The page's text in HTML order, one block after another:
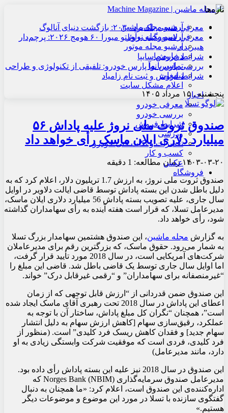
آرشیو مجله ماشین
آرشیو مجله نوآور
آرشیو مجله موتور
درباره ما
تماس با ما
تبلیغات
اعلام مشکل سایت
اخبار
معرفی خودرو
بررسی خودرو
شرایط فروش
ورزشی
تعمیرات و نکات فنی خودرو
کسب و کار
عکس
فروشگاه
تازه‌ها
معرفی هنسی بلک‌برد ۲۰۳۰: بازگشت دنیای آنالوگ
معرفی لامبورگینی روئلتو میورا ۶۰ هومج ۲۰۲۶: پرچم‌دار
هیبریدی
شرایط فروش سایپا
بررسی پارس نوآ پارس خودرو: تلفیقی از تکنولوژی و طراحی
شرایط فروش و ثبت نام زامیاد
پنجشنبه , ۱۵ مرداد ۱۴۰۵
صندوق ثروت ملی نروژ علیه پاداش ۵۶
میلیارد دلاری ایلان ماسک رأی خواهد داد
۱۴۰۳-۰۳-۲۰زمان مطالعه: 1 دقیقه
صندوق ثروت ملی نروژ، به ارزش 1.7 تریلیون دلار، اعلام کرد که به
دلیل باطل شدن این بسته پاداش توسط قاضی ایالت دلاویر در اوایل
سال جاری، علیه تصویب بسته پاداش 56 میلیارد دلاری ایلان ماسک،
مدیرعامل تسلا، که قرار است هفته آینده به رأی سهامداران گذاشته
شود، رأی خواهد داد.
به گزارش مجله ماشین، این صندوق هشتمین سهامدار بزرگ تسلا
به شمار می‌رود. حقوق ماسک، که بزرگترین رقم برای مدیرعاملان
شرکت‌های آمریکایی است، در سال 2018 مورد تأیید قرار گرفت،
اما اوایل سال جاری توسط یک قاضی باطل شد. قاضی این مبلغ را
“غیرمنصفانه برای سهامداران” و “رقمی غیرقابل درک” خواند.
این صندوق ضمن قدردانی از “ارزش قابل توجهی که از زمان
اعطای این پاداش در سال 2018 تحت رهبری آقای ماسک ایجاد شده
است”، همچنان “نگران کل مبلغ پاداش، ساختار آن با توجه به
عملکرد، رقیق‌سازی سهام [کاهش ارزش سهام به دلیل انتشار
سهام جدید] و فقدان کاهش ریسک فرد کلیدی” است. (منظور از
فرد کلیدی، فردی است که موفقیت شرکت وابستگی زیادی به او
دارد، مانند مدیرعامل)
این صندوق در سال 2018 نیز علیه این بسته پاداش رأی داده بود.
مدیرعامل صندوق سرمایه‌گذاری Norges Bank (NBIM) که
اداره‌کننده‌ی این صندوق است، اعلام کرد: «ما همچنان به دنبال
گفتگوی سازنده با تسلا در مورد این موضوع و موضوعات دیگر
هستیم.»